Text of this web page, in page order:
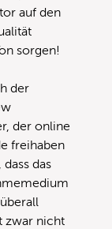
auf den
sorgen!
der
der online
freihaben
das
zwar nicht